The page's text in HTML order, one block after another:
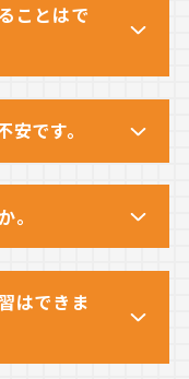
ことはで
です。
。
はできま